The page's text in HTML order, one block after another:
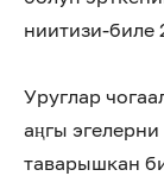
ниитизи-биле
Уруглар
аңгы
таварышкан